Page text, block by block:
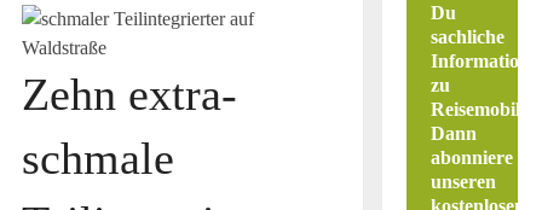
Zehn extra-
schmale
Du
sachliche
zu
Dann
abonniere
unseren
kostenlosen